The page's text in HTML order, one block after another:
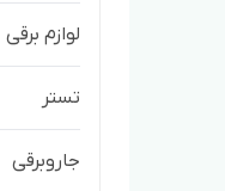
لوازم برقی
تستر
جاروبرقی